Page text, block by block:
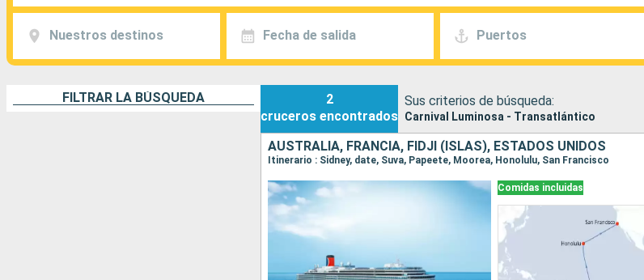
Nuestros destinos Fecha de salida Puertos
FILTRAR LA BÚSQUEDA
2
cruceros encontrados
Sus criterios de búsqueda:
Carnival Luminosa - Transatlántico
AUSTRALIA, FRANCIA, FIDJI (ISLAS), ESTADOS UNIDOS
Itinerario : Sidney, date, Suva, Papeete, Moorea, Honolulu, San Francisco
Comidas incluidas